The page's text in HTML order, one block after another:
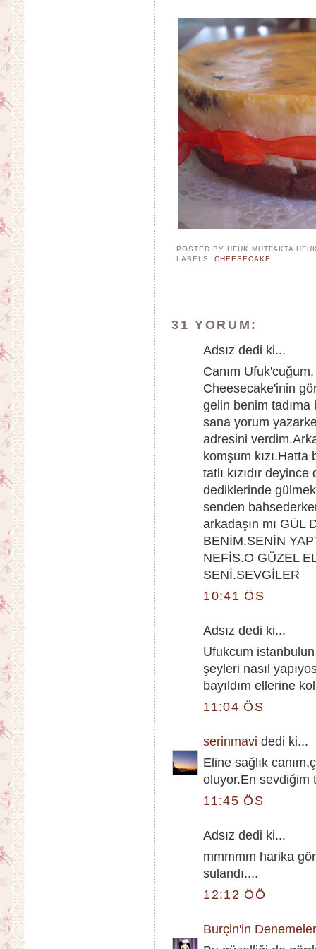
POSTED BY UFUK MUTFAKTA
LABELS:CHEESECAKE
31 YORUM:
Adsız dedi ki...
Canım Ufuk'cuğum,
Cheesecake'inin
gelin benim
sana yorum
adresini
komşum
tatlı kızıdır
dediklerinde
senden
arkadaşın mı GÜL
BENİM.SENİN
NEFİS.O GÜZEL
SENİ.SEVGİLER
10:41 ÖS
Adsız dedi ki...
Ufukcum
şeyleri nasıl
bayıldım ellerine
11:04 ÖS
serinmavi dedi ki...
Eline sağlık
oluyor.En sevdiğim
11:45 ÖS
Adsız dedi ki...
mmmmm harika
sulandı....
12:12 ÖÖ
Burçin'in